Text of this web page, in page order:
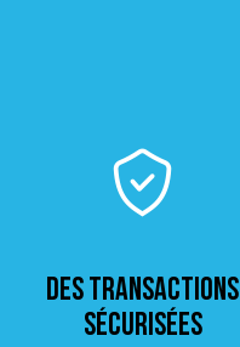
Des transactions
sécurisées